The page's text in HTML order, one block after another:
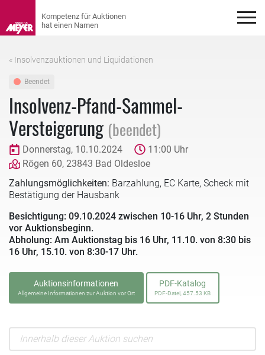
« Insolvenzauktionen und Liquidationen
Beendet
Insolvenz-Pfand-Sammel-
Versteigerung (beendet)
Donnerstag, 10.10.2024
11:00 Uhr
Rögen 60, 23843 Bad Oldesloe
Zahlungsmöglichkeiten: Barzahlung, EC Karte, Scheck mit
Bestätigung der Hausbank
Besichtigung: 09.10.2024 zwischen 10-16 Uhr, 2 Stunden
vor Auktionsbeginn.
Abholung: Am Auktionstag bis 16 Uhr, 11.10. von 8:30 bis
16 Uhr, 15.10. von 8:30-17 Uhr.
Auktionsinformationen
Allgemeine Informationen zur Auktion vor Ort
PDF-Katalog
PDF-Datei, 457.53 KB